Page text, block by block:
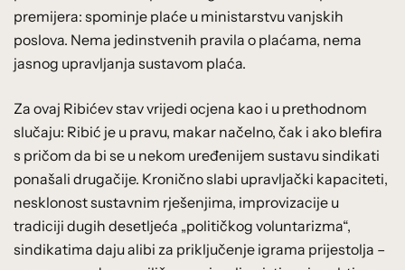
premijera: spominje plaće u ministarstvu vanjskih
poslova. Nema jedinstvenih pravila o plaćama, nema
jasnog upravljanja sustavom plaća.
Za ovaj Ribićev stav vrijedi ocjena kao i u prethodnom
slučaju: Ribić je u pravu, makar načelno, čak i ako blefira
s pričom da bi se u nekom uređenijem sustavu sindikati
ponašali drugačije. Kronično slabi upravljački kapaciteti,
nesklonost sustavnim rješenjima, improvizacije u
tradiciji dugih desetljeća „političkog voluntarizma“,
sindikatima daju alibi za priključenje igrama prijestolja –